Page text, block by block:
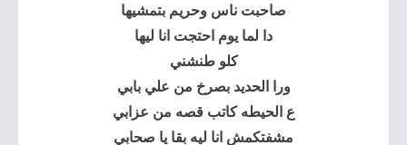
صاحبت ناس وحريم بتمشيها
دا لما يوم احتجت انا ليها
كلو طنشني
ورا الحديد بصرخ من علي بابي
ع الحيطه كاتب قصه من عزابي
مشفتكمش انا ليه بقا يا صحابي